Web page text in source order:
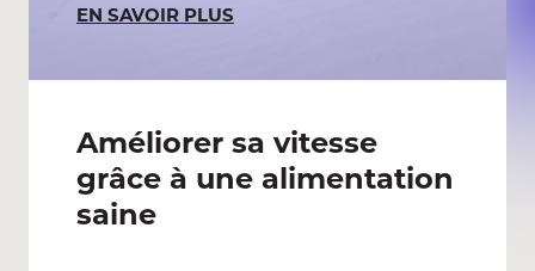
EN SAVOIR PLUS
Améliorer sa vitesse
grâce à une alimentation
saine